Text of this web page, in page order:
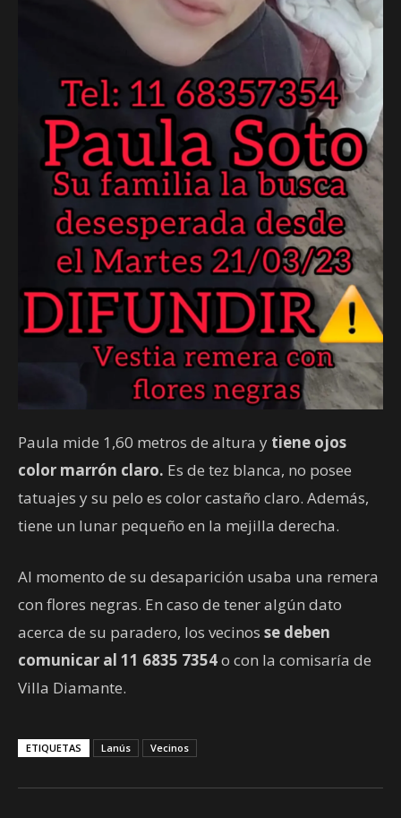
Paula mide 1,60 metros de altura y tiene ojos
color marrón claro. Es de tez blanca, no posee
tatuajes y su pelo es color castaño claro. Además,
tiene un lunar pequeño en la mejilla derecha.
Al momento de su desaparición usaba una remera
con flores negras. En caso de tener algún dato
acerca de su paradero, los vecinos se deben
comunicar al 11 6835 7354o con la comisaría de
Villa Diamante.
ETIQUETAS Lanús Vecinos